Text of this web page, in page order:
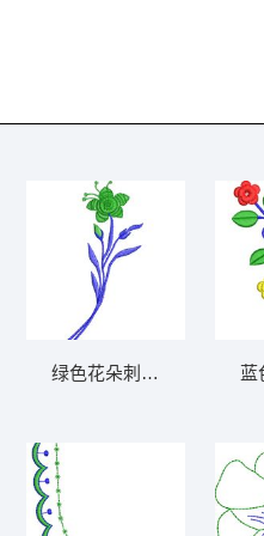
免费小花系列5千针以下
绿色花朵刺绣图案 免费小蓝